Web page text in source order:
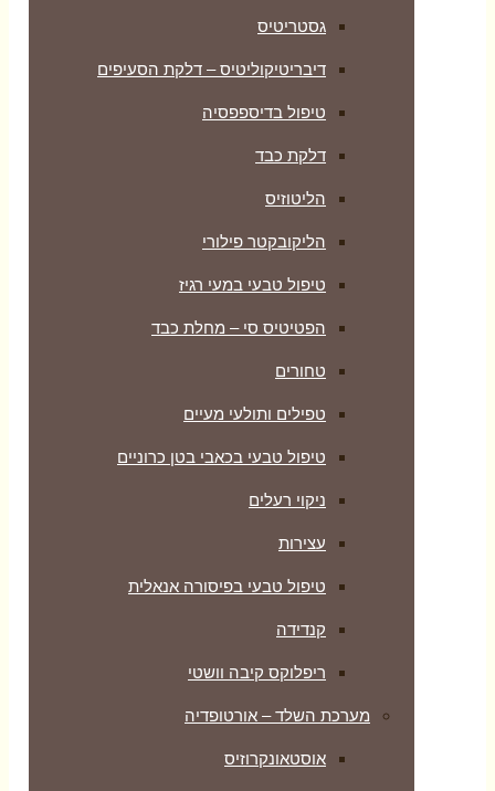
גסטריטיס
דיבריטיקוליטיס – דלקת הסעיפים
טיפול בדיספפסיה
דלקת כבד
הליטוזיס
הליקובקטר פילורי
טיפול טבעי במעי רגיז
הפטיטיס סי – מחלת כבד
טחורים
טפילים ותולעי מעיים
טיפול טבעי בכאבי בטן כרוניים
ניקוי רעלים
עצירות
טיפול טבעי בפיסורה אנאלית
קנדידה
ריפלוקס קיבה וושטי
מערכת השלד – אורטופדיה
אוסטאונקרוזיס